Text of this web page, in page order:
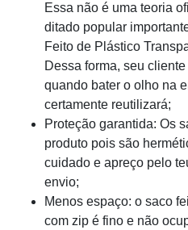
Essa não é uma teoria
ditado popular
Feito de Plástico
Dessa forma, seu
quando bater o olho na
certamente reutilizará;
Proteção garantida: Os
produto pois são
cuidado e apreço pelo
envio;
Menos espaço: o saco
com zip é fino e não